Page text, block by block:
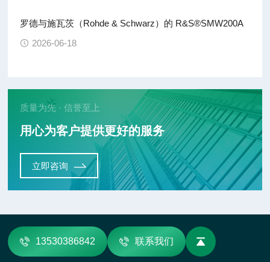
罗德与施瓦茨（Rohde & Schwarz）的 R&S®SMW200A
2026-06-18
质量为先 · 信誉至上
用心为客户提供更好的服务
立即咨询
13530386842 联系我们